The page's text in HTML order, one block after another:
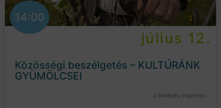
14:00
július 12.
Közösségi beszélgetés – KULTÚRÁNK
GYÜMÖLCSEI
a belépés ingyenes